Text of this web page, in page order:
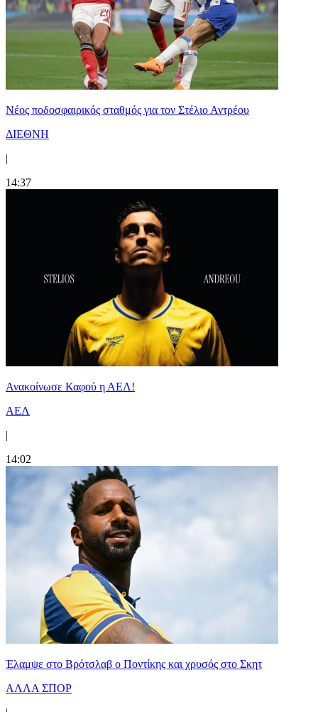
Νέος ποδοσφαιρικός σταθμός για τον Στέλιο Αντρέου
ΔΙΕΘΝΗ
|
14:37
Ανακοίνωσε Καφού η ΑΕΛ!
ΑΕΛ
|
14:02
Έλαμψε στο Βρότσλαβ ο Ποντίκης και χρυσός στο Σκητ
ΑΛΛΑ ΣΠΟΡ